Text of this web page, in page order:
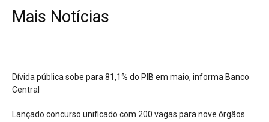
Mais Notícias
Dívida pública sobe para 81,1% do PIB em maio, informa Banco
Central
Lançado concurso unificado com 200 vagas para nove órgãos